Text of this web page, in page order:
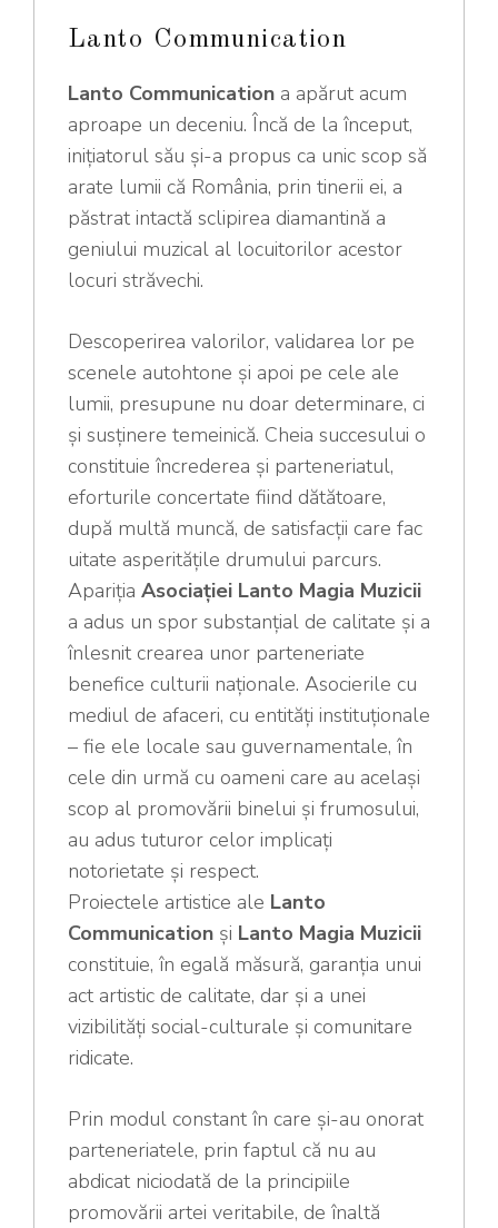
Lanto Communication
Lanto Communication a apărut acum
aproape un deceniu. Încă de la început,
inițiatorul său şi-a propus ca unic scop să
arate lumii că România, prin tinerii ei, a
păstrat intactă sclipirea diamantină a
geniului muzical al locuitorilor acestor
locuri străvechi.
Descoperirea valorilor, validarea lor pe
scenele autohtone și apoi pe cele ale
lumii, presupune nu doar determinare, ci
și susținere temeinică. Cheia succesului o
constituie încrederea și parteneriatul,
eforturile concertate fiind dătătoare,
după multă muncă, de satisfacții care fac
uitate asperitățile drumului parcurs.
Apariția Asociației Lanto Magia Muzicii
a adus un spor substanțial de calitate și a
înlesnit crearea unor parteneriate
benefice culturii naționale. Asocierile cu
mediul de afaceri, cu entități instituționale
– fie ele locale sau guvernamentale, în
cele din urmă cu oameni care au același
scop al promovării binelui și frumosului,
au adus tuturor celor implicați
notorietate și respect.
Proiectele artistice ale Lanto
Communication și Lanto Magia Muzicii
constituie, în egală măsură, garanția unui
act artistic de calitate, dar și a unei
vizibilități social-culturale și comunitare
ridicate.
Prin modul constant în care și-au onorat
parteneriatele, prin faptul că nu au
abdicat niciodată de la principiile
promovării artei veritabile, de înaltă